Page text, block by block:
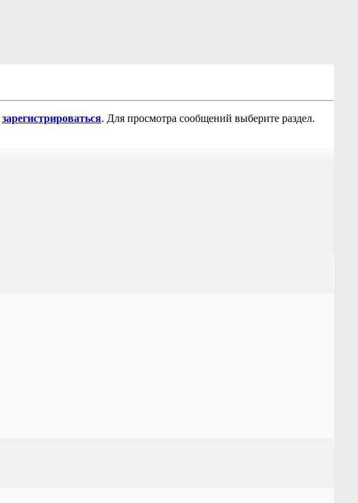
зарегистрироваться. Для просмотра сообщений выберите раздел.